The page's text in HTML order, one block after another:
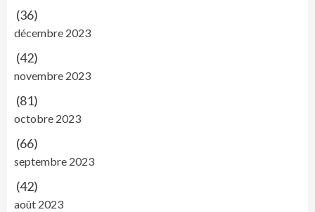
(36)
décembre 2023
(42)
novembre 2023
(81)
octobre 2023
(66)
septembre 2023
(42)
août 2023